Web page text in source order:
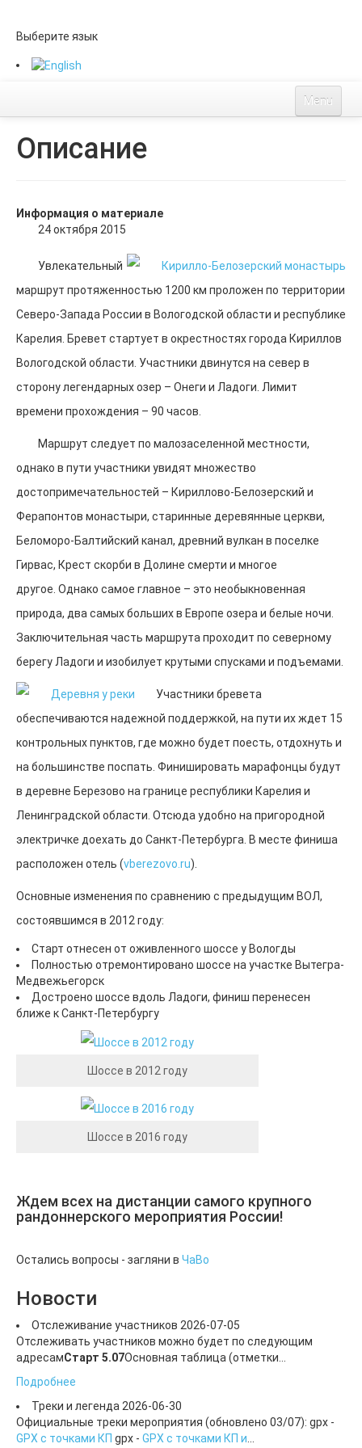
Выберите язык
Menu
Описание маршрута
Треки и легенда
Список
Контакты
Стоимость и оплаты
Волонтерам
Для прессы и спонсоров
ВОЛ-2020
Для прессы
Описание маршрута
Интересное на маршруте
Волонтерам
Маршрут 2020
ВОЛ-2016
Информация
Анонс
Для прессы
Стоимость
Новости
Маршрут
Описание маршрута 2016 часть 2
Описание маршрута 2016 часть 1
Анонс
Результаты
Фотоальбом
Анонс
Буклет
Положение
Маршрут
Результаты
Фотоальбом
Форум
Селигерский 1000 (2025)
Взносы за участие
Транспорт
Ночлег и питание
Старорусский-2022
Расписание работы КП
Перед стартом
Треки для скачивания.
ЛОЛ-2021
Стоимость и оплата
1000 озер (2019)
Подробнее
Балтийский (2018)
Подробности
Описание
Информация о материале
24 октября 2015
Увлекательный
маршрут протяженностью 1200 км проложен по территории
Северо-Запада России в Вологодской области и республике
Карелия. Бревет стартует в окрестностях города Кириллов
Вологодской области. Участники двинутся на север в
сторону легендарных озер – Онеги и Ладоги. Лимит
времени прохождения – 90 часов.
Маршрут следует по малозаселенной местности,
однако в пути участники увидят множество
достопримечательностей – Кириллово-Белозерский и
Ферапонтов монастыри, старинные деревянные церкви,
Беломоро-Балтийский канал, древний вулкан в поселке
Гирвас, Крест скорби в Долине смерти и многое
другое. Однако самое главное – это необыкновенная
природа, два самых больших в Европе озера и белые ночи.
Заключительная часть маршрута проходит по северному
берегу Ладоги и изобилует крутыми спусками и подъемами.
Участники бревета
обеспечиваются надежной поддержкой, на пути их ждет 15
контрольных пунктов, где можно будет поесть, отдохнуть и
на большинстве поспать. Финишировать марафонцы будут
в деревне Березово на границе республики Карелия и
Ленинградской области. Отсюда удобно на пригородной
электричке доехать до Санкт-Петербурга. В месте финиша
расположен отель (vberezovo.ru).
Основные изменения по сравнению с предыдущим ВОЛ,
состоявшимся в 2012 году:
Старт отнесен от оживленного шоссе у Вологды
Полностью отремонтировано шоссе на участке Вытегра-
Медвежьегорск
Достроено шоссе вдоль Ладоги, финиш перенесен
ближе к Санкт-Петербургу
Шоссе в 2012 году
Шоссе в 2016 году
Ждем всех на дистанции самого крупного
рандоннерского мероприятия России!
Остались вопросы - загляни в ЧаВо
Новости
Отслеживание участников 2026-07-05
Отслеживать участников можно будет по следующим
адресамСтарт 5.07Основная таблица (отметки...
Подробнее
Треки и легенда 2026-06-30
Официальные треки мероприятия (обновлено 03/07): gpx -
GPX с точками КП gpx - GPX с точками КП и